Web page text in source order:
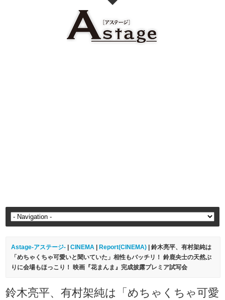
Astage-アステージ- |CINEMA Report(CINEMA) | 鈴木亮平、有村架純は
「めちゃくちゃ可愛いと聞いていた」相性もバッチリ！ 鈴鹿央士の天然ぶ
りに会場もほっこり！ 映画『花まんま』完成披露プレミア試写会
鈴木亮平、有村架純は「めちゃくちゃ可愛